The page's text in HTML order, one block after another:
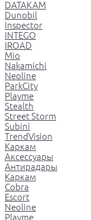
DATAKAM
Dunobil
Inspector
INTEGO
IROAD
Mio
Nakamichi
Neoline
ParkCity
Playme
Stealth
Street Storm
Subini
TrendVision
Каркам
Аксессуары
Антирадары
Каркам
Cobra
Escort
Neoline
Playme